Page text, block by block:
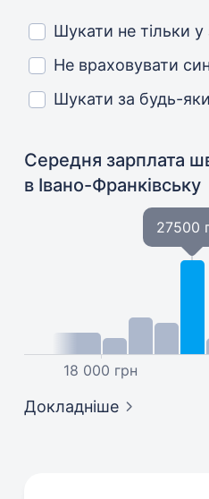
Шукати не тільки у
Не враховувати
Шукати за будь-
Середня зарплата
в Івано-Франківську
18 000 грн
27500
Докладніше